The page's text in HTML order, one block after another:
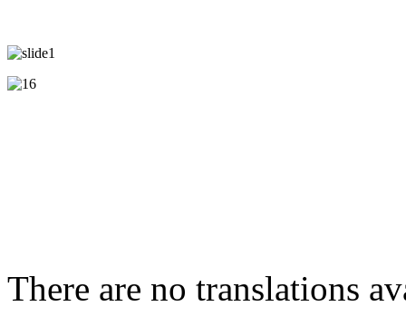
There are no translations